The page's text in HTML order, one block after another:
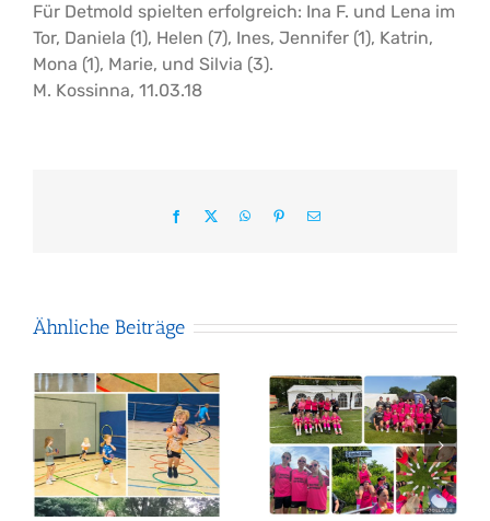
Für Detmold spielten erfolgreich: Ina F. und Lena im
Tor, Daniela (1), Helen (7), Ines, Jennifer (1), Katrin,
Mona (1), Marie, und Silvia (3).
M. Kossinna, 11.03.18
Facebook WhatsAppPinterestE-
Ähnliche Beiträge
Gelungene
Saisonvorbereitung
der
weiblichen
Damen 4
unterwegs